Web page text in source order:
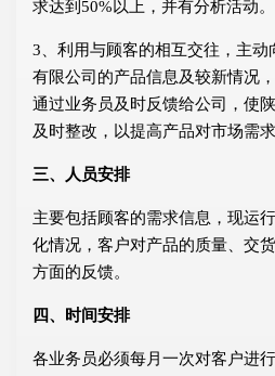
求达到50%以上，并有分析活动。
3、利用与顾客的相互交往，主动
有限公司的产品信息及较新情况
通过业务员及时反馈给公司，使
及时整改，以提高产品对市场需求
三、人员安排
主要包括顾客的需求信息，现运
化情况，客户对产品的质量、交
方面的反馈。
四、时间安排
各业务员必须每月一次对客户进